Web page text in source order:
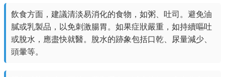
飲食方面，建議清淡易消化的食物，如粥、吐司。避免油
膩或乳製品，以免刺激腸胃。如果症狀嚴重，如持續嘔吐
或脫水，應盡快就醫。脫水的跡象包括口乾、尿量減少、
頭暈等。